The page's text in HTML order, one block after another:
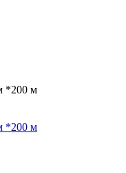
*200 м